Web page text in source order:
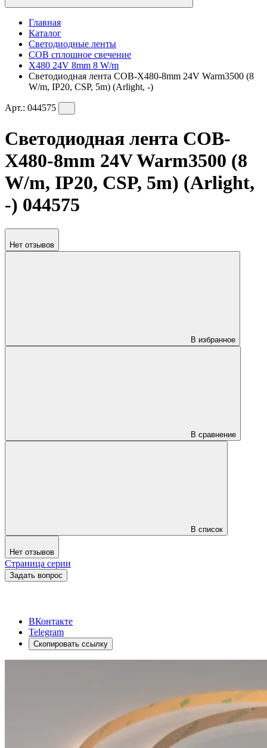
Главная
Каталог
Светодиодные ленты
COB сплошное свечение
X480 24V 8mm 8 W/m
Светодиодная лента COB-X480-8mm 24V Warm3500 (8
W/m, IP20, CSP, 5m) (Arlight, -)
Арт.: 044575
Светодиодная лента COB-
X480-8mm 24V Warm3500 (8
W/m, IP20, CSP, 5m) (Arlight,
-) 044575
Нет отзывов
В избранное
В сравнение
В список
Нет отзывов
Страница серии
Задать вопрос
ВКонтакте
Telegram
Скопировать ссылку